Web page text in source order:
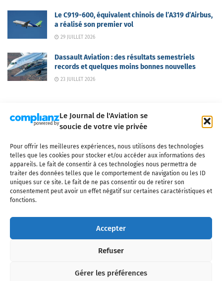
Le Journal de l'Aviation se
soucie de votre vie privée
Pour offrir les meilleures expériences, nous utilisons des technologies
telles que les cookies pour stocker et/ou accéder aux informations des
appareils. Le fait de consentir à ces technologies nous permettra de
traiter des données telles que le comportement de navigation ou les ID
uniques sur ce site. Le fait de ne pas consentir ou de retirer son
consentement peut avoir un effet négatif sur certaines caractéristiques et
fonctions.
Accepter
Refuser
Gérer les préférences
Le C919-600, équivalent chinois de l’A319 d’Airbus,
a réalisé son premier vol
29 JUILLET 2026
Dassault Aviation : des résultats semestriels
records et quelques moins bonnes nouvelles
23 JUILLET 2026
Qui sommes-nous ? Nous contacter
Partenaires
Mentions légales
CGV Politique de confidentialité Cookies
l'industrie aéronautique, l'aviation commerciale, l'aviation d'affaires, les
services MRO et après-vente, le financement et la location d'aéronefs
civils, l'aéronautique de défense et l'industrie spatiale. Toute reproduction,
interdite sans autorisation écrite spécifique du Journal de l’Aviation.